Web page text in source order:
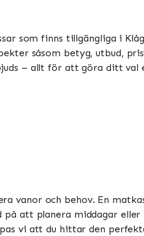
som finns tillgängliga i
såsom betyg, utbud,
– allt för att göra ditt val
vanor och behov. En
att planera middagar eller
vi att du hittar den